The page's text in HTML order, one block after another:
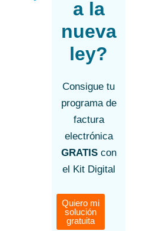
a la
nueva
ley?
Consigue tu
programa de
factura
electrónica
GRATIScon
el Kit Digital
Quiero mi
solución
gratuita